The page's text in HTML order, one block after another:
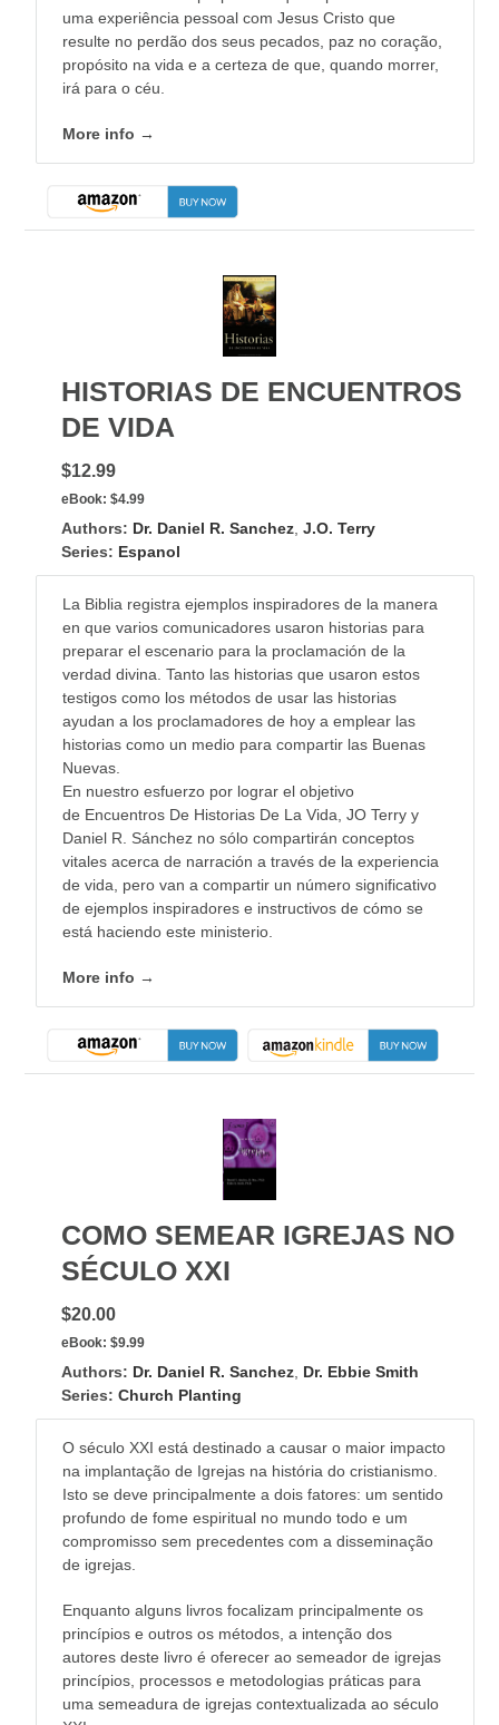
uma experiência pessoal com Jesus Cristo que
resulte no perdão dos seus pecados, paz no coração,
propósito na vida e a certeza de que, quando morrer,
irá para o céu.
More info →
HISTORIAS DE ENCUENTROS
DE VIDA
$12.99
eBook: $4.99
Authors: Dr. Daniel R. Sanchez ,J.O. Terry
Series: Espanol
La Biblia registra ejemplos inspiradores de la manera
en que varios comunicadores usaron historias para
preparar el escenario para la proclamación de la
verdad divina. Tanto las historias que usaron estos
testigos como los métodos de usar las historias
ayudan a los proclamadores de hoy a emplear las
historias como un medio para compartir las Buenas
Nuevas.
En nuestro esfuerzo por lograr el objetivo
de Encuentros De Historias De La Vida , JO Terry y
Daniel R. Sánchez no sólo compartirán conceptos
vitales acerca de narración a través de la experiencia
de vida, pero van a compartir un número significativo
de ejemplos inspiradores e instructivos de cómo se
está haciendo este ministerio.
More info →
COMO SEMEAR IGREJAS NO
SÉCULO XXI
$20.00
eBook: $9.99
Authors: Dr. Daniel R. Sanchez Dr. Ebbie Smith
Series: Church Planting
O século XXI está destinado a causar o maior impacto
na implantação de Igrejas na história do cristianismo.
Isto se deve principalmente a dois fatores: um sentido
profundo de fome espiritual no mundo todo e um
compromisso sem precedentes com a disseminação
de igrejas.
Enquanto alguns livros focalizam principalmente os
princípios e outros os métodos, a intenção dos
autores deste livro é oferecer ao semeador de igrejas
princípios, processos e metodologias práticas para
uma semeadura de igrejas contextualizada ao século